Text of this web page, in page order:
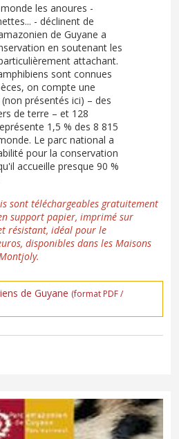
les anoures -
- déclinent de
de Guyane a
en soutenant les
attachant.
sont connues
on compte une
présentés ici) – des
de terre – et 128
1,5 % des 8 815
Le parc national a
pour la conservation
accueille presque 90 %
sont téléchargeables gratuitement
support papier, imprimé sur
résistant, idéal pour le
disponibles dans les Maisons
de Guyane (format PDF /